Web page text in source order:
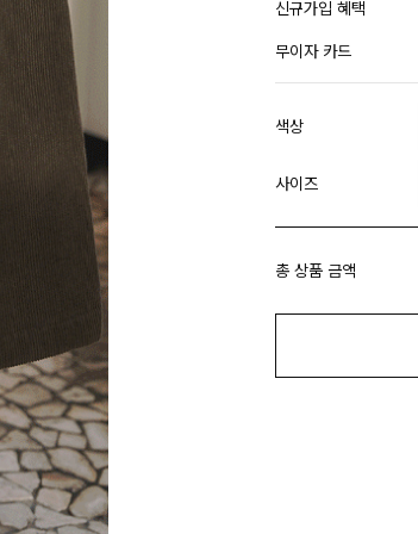
신규가입 혜택
무이자 카드
색상
사이즈
총 상품 금액